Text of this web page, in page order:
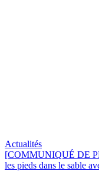
Actualités
[COMMUNIQUÉ DE
les pieds dans le sable